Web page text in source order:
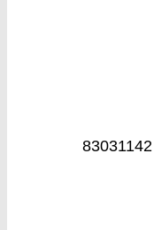
83031142